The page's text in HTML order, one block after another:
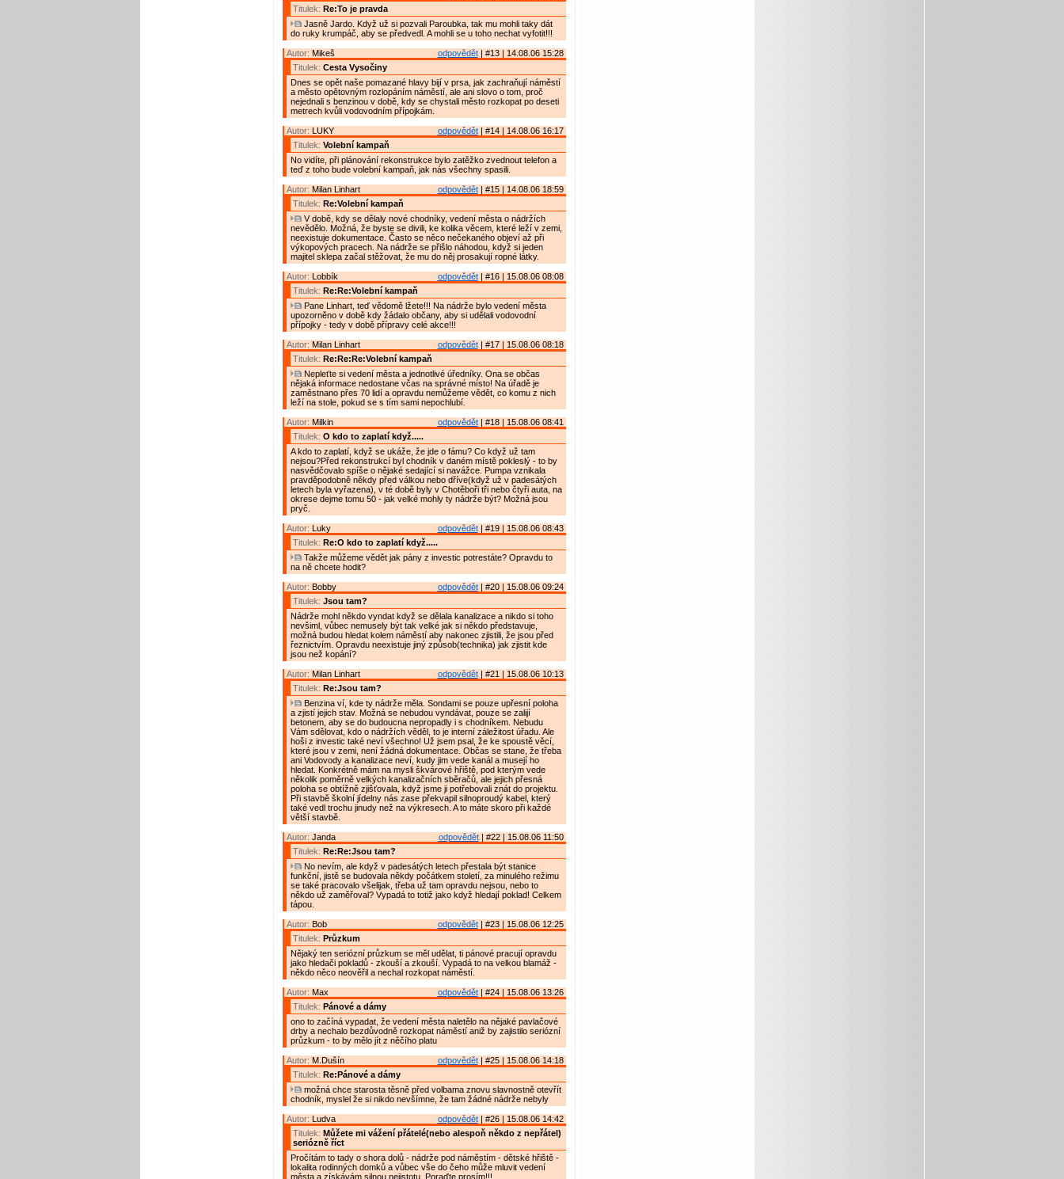
Titulek: Re:To je pravda
Jasně Jardo. Když už si pozvali Paroubka, tak mu mohli taky dát
do ruky krumpáč, aby se předvedl. A mohli se u toho nechat vyfotit!!!
odpovědět| #13 | 14.08.06 15:28
Autor: Mikeš
Titulek: Cesta Vysočiny
Dnes se opět naše pomazané hlavy bijí v prsa, jak zachraňují náměstí
a město opětovným rozlopáním náměstí, ale ani slovo o tom, proč
nejednali s benzinou v době, kdy se chystali město rozkopat po deseti
metrech kvůli vodovodním přípojkám.
odpovědět| #14 | 14.08.06 16:17
Autor: LUKY
Titulek: Volební kampaň
No vidíte, při plánování rekonstrukce bylo zatěžko zvednout telefon a
teď z toho bude volební kampaň, jak nás všechny spasili.
odpovědět| #15 | 14.08.06 18:59
Autor: Milan Linhart
Titulek: Re:Volební kampaň
V době, kdy se dělaly nové chodníky, vedení města o nádržích
nevědělo. Možná, že byste se divili, ke kolika věcem, které leží v zemi,
neexistuje dokumentace. Často se něco nečekaného objeví až při
výkopových pracech. Na nádrže se přišlo náhodou, když si jeden
majitel sklepa začal stěžovat, že mu do něj prosakují ropné látky.
odpovědět| #16 | 15.08.06 08:08
Autor: Lobbík
Titulek: Re:Re:Volební kampaň
Pane Linhart, teď vědomě lžete!!! Na nádrže bylo vedení města
upozorněno v době kdy žádalo občany, aby si udělali vodovodní
přípojky - tedy v době přípravy celé akce!!!
odpovědět| #17 | 15.08.06 08:18
Autor: Milan Linhart
Titulek: Re:Re:Re:Volební kampaň
Nepleťte si vedení města a jednotlivé úředníky. Ona se občas
nějaká informace nedostane včas na správné místo! Na úřadě je
zaměstnano přes 70 lidí a opravdu nemůžeme vědět, co komu z nich
leží na stole, pokud se s tím sami nepochlubí.
odpovědět| #18 | 15.08.06 08:41
Autor: Milkin
Titulek: O kdo to zaplatí když.....
A kdo to zaplatí, když se ukáže, že jde o fámu? Co když už tam
nejsou?Před rekonstrukcí byl chodník v daném místě pokleslý - to by
nasvědčovalo spíše o nějaké sedající si navážce. Pumpa vznikala
pravděpodobně někdy před válkou nebo dříve(když už v padesátých
letech byla vyřazena), v té době byly v Chotěboři tři nebo čtyři auta, na
okrese dejme tomu 50 - jak velké mohly ty nádrže být? Možná jsou
pryč.
odpovědět| #19 | 15.08.06 08:43
Autor: Luky
Titulek: Re:O kdo to zaplatí když.....
Takže můžeme vědět jak pány z investic potrestáte? Opravdu to
na ně chcete hodit?
odpovědět| #20 | 15.08.06 09:24
Autor: Bobby
Titulek: Jsou tam?
Nádrže mohl někdo vyndat když se dělala kanalizace a nikdo si toho
nevšiml, vůbec nemusely být tak velké jak si někdo představuje,
možná budou hledat kolem náměstí aby nakonec zjistili, že jsou před
řeznictvím. Opravdu neexistuje jiný způsob(technika) jak zjistit kde
jsou než kopání?
odpovědět| #21 | 15.08.06 10:13
Autor: Milan Linhart
Titulek: Re:Jsou tam?
Benzina ví, kde ty nádrže měla. Sondami se pouze upřesní poloha
a zjistí jejich stav. Možná se nebudou vyndávat, pouze se zalijí
betonem, aby se do budoucna nepropadly i s chodníkem. Nebudu
Vám sdělovat, kdo o nádržích věděl, to je interní záležitost úřadu. Ale
hoši z investic také neví všechno! Už jsem psal, že ke spoustě věcí,
které jsou v zemi, není žádná dokumentace. Občas se stane, že třeba
ani Vodovody a kanalizace neví, kudy jim vede kanál a musejí ho
hledat. Konkrétně mám na mysli škvárové hřiště, pod kterým vede
několik poměrně velkých kanalizačních sběračů, ale jejich přesná
poloha se obtížně zjišťovala, když jsme ji potřebovali znát do projektu.
Při stavbě školní jídelny nás zase překvapil silnoproudý kabel, který
také vedl trochu jinudy než na výkresech. A to máte skoro při každé
větší stavbě.
odpovědět| #22 | 15.08.06 11:50
Autor: Janda
Titulek: Re:Re:Jsou tam?
No nevím, ale když v padesátých letech přestala být stanice
funkční, jistě se budovala někdy počátkem století, za minulého režimu
se také pracovalo všelijak, třeba už tam opravdu nejsou, nebo to
někdo už zaměřoval? Vypadá to totiž jako když hledají poklad! Celkem
tápou.
odpovědět| #23 | 15.08.06 12:25
Autor: Bob
Titulek: Průzkum
Nějaký ten seriózní průzkum se měl udělat, ti pánové pracují opravdu
jako hledači pokladů - zkouší a zkouší. Vypadá to na velkou blamáž -
někdo něco neověřil a nechal rozkopat náměstí.
odpovědět| #24 | 15.08.06 13:26
Autor: Max
Titulek: Pánové a dámy
ono to začíná vypadat, že vedení města naletělo na nějaké pavlačové
drby a nechalo bezdůvodně rozkopat náměstí aniž by zajistilo seriózní
průzkum - to by mělo jít z něčího platu
odpovědět| #25 | 15.08.06 14:18
Autor: M.Dušín
Titulek: Re:Pánové a dámy
možná chce starosta těsně před volbama znovu slavnostně otevřít
chodník, myslel že si nikdo nevšímne, že tam žádné nádrže nebyly
odpovědět| #26 | 15.08.06 14:42
Autor: Ludva
Titulek: Můžete mi vážení přátelé(nebo alespoň někdo z nepřátel)
seriózně říct
Pročítám to tady o shora dolů - nádrže pod náměstím - dětské hřiště -
lokalita rodinných domků a vůbec vše do čeho může mluvit vedení
města a získávám silnou nejistotu. Poraďte prosím!!!